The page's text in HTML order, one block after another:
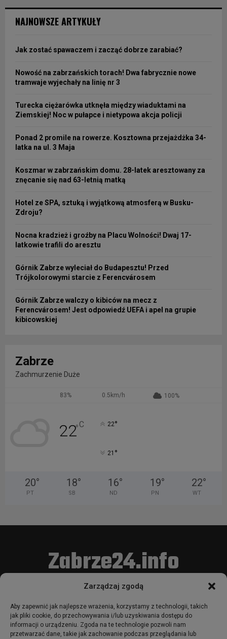
Zarządzaj zgodą
Aby zapewnić jak najlepsze wrażenia, korzystamy z technologii, takich
jak pliki cookie, do przechowywania i/lub uzyskiwania dostępu do
informacji o urządzeniu. Zgoda na te technologie pozwoli nam
przetwarzać dane, takie jak zachowanie podczas przeglądania lub
NAJNOWSZE ARTYKUŁY
Jak zostać spawaczem i zacząć dobrze zarabiać?
Nowość na zabrzańskich torach! Dwa fabrycznie nowe
tramwaje wyjechały na linię nr 3
Turecka ciężarówka utknęła między wiaduktami na
Ziemskiej! Noc w pułapce i nietypowa akcja policji
Ponad 2 promile na rowerze. Kosztowna przejażdżka 34-
latka na ul. 3 Maja
Koszmar w zabrzańskim domu. 28-latek aresztowany za
znęcanie się nad 63-letnią matką
Hotel ze SPA, sztuką i wyjątkową atmosferą w Busku-
Zdroju?
Nocna kradzież i groźby na Placu Wolności! Dwaj 17-
latkowie trafili do aresztu
Górnik Zabrze wyleciał do Budapesztu! Przed
Trójkolorowymi starcie z Ferencvárosem
Górnik Zabrze walczy o kibiców na mecz z
Ferencvárosem! Jest odpowiedź UEFA i apel na grupie
kibicowskiej
Zabrze
Zachmurzenie Duże
83% 0.5km/h 100%
22°C 22°
21 °
20°
PT
18°
SB
16°
ND
19°
PN
22°
WT
Zabrze24.info
Portal zarejestrowany w Sądzie Okręgowym w Gliwicach pod
nr. rej. Pr 679.
Korzystanie z portalu oznacza akceptacjęRegulaminu
Używamy COOKIES w sposób opisany wPolityce Plików